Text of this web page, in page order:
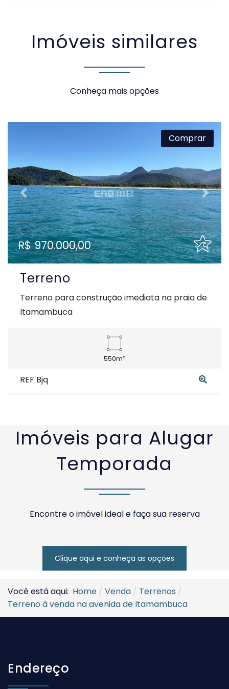
VOLTAR
Imóveis similares
Conheça mais opções
Previous Next
Comprar
R$ 970.000,00
Terreno
Terreno para construção imediata na praia de
Itamambuca
550m²
REF Bjq
Imóveis para Alugar
Temporada
Encontre o imóvel ideal e faça sua reserva
Clique aqui e conheça as opções
Você está aqui: Home Venda
Terrenos
Terreno à venda na avenida de Itamambuca
Endereço